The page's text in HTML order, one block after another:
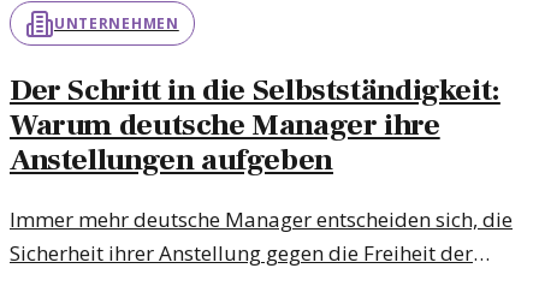
UNTERNEHMEN
Der Schritt in die Selbstständigkeit:
Warum deutsche Manager ihre
Anstellungen aufgeben
Immer mehr deutsche Manager entscheiden sich, die
Sicherheit ihrer Anstellung gegen die Freiheit der